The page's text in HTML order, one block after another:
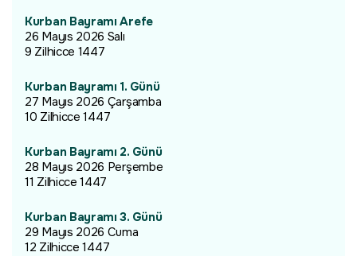
Kurban Bayramı Arefe
26 Mayıs 2026 Salı
9 Zilhicce 1447
Kurban Bayramı 1. Günü
27 Mayıs 2026 Çarşamba
10 Zilhicce 1447
Kurban Bayramı 2. Günü
28 Mayıs 2026 Perşembe
11 Zilhicce 1447
Kurban Bayramı 3. Günü
29 Mayıs 2026 Cuma
12 Zilhicce 1447